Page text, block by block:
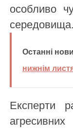
особливо
середовища.
Останні
нижнім
Експерти
агресивних